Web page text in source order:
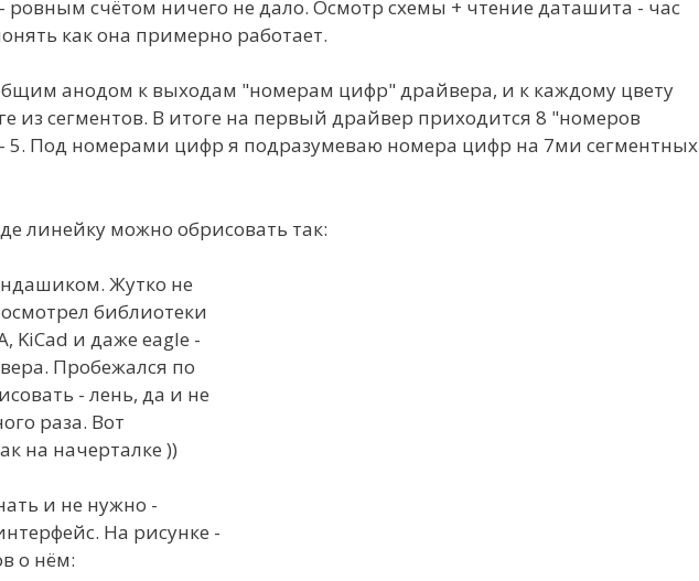
счётом ничего не дало. Осмотр схемы + чтение даташита - час
как она примерно работает.
анодом к выходам "номерам цифр" драйвера, и к каждому цвету
из сегментов. В итоге на первый драйвер приходится 8 "номеров
5. Под номерами цифр я подразумеваю номера цифр на 7ми сегментных
линейку можно обрисовать так:
Жутко не
библиотеки
KiCad и даже eagle -
Пробежался по
- лень, да и не
раза. Вот
на начерталке ))
и не нужно -
На рисунке -
о нём: